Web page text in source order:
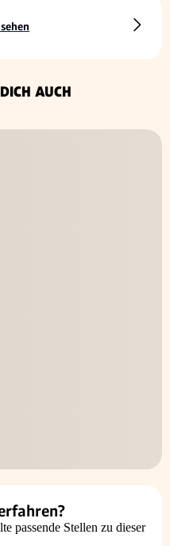
AUCH
passende Stellen zu dieser